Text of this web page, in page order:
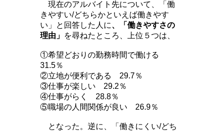
現在のアルバイト先について、「働
きやすい/どちらかといえば働きやす
い」と回答した人に、「働きやすさの
理由」 を尋ねたところ、上位５つは、
①希望どおりの勤務時間で働ける
31.5％
②立地が便利である 29.7％
③仕事が楽しい 29.2％
④仕事がらく 28.8％
⑤職場の人間関係が良い 26.9％
となった。逆に、「働きにくい/どち